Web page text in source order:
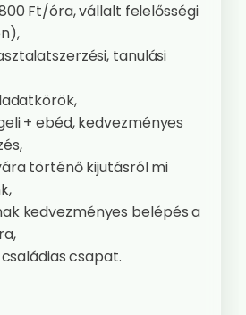
Ft/óra, vállalt felelősségi
tanulási
+ ebéd, kedvezményes
történő kijutásról mi
kedvezményes belépés a
csapat.